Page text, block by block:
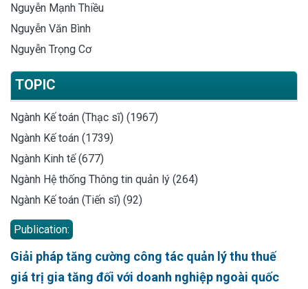
Nguyễn Mạnh Thiều
Nguyễn Văn Bình
Nguyễn Trọng Cơ
TOPIC
Ngành Kế toán (Thạc sĩ) (1967)
Ngành Kế toán (1739)
Ngành Kinh tế (677)
Ngành Hệ thống Thông tin quản lý (264)
Ngành Kế toán (Tiến sĩ) (92)
Publication:
Giải pháp tăng cường công tác quản lý thu thuế
giá trị gia tăng đối với doanh nghiệp ngoài quốc